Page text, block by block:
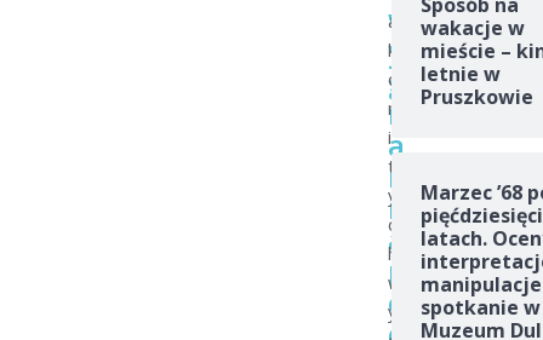
w
y
g
r
a
n
i
a
p
o
a
k
o
m
i
t
y
c
h
w
y
wakacje w
mieście –
letnie w
Pruszkowie
Marzec ’68
latach.
spotkanie w
Muzeum